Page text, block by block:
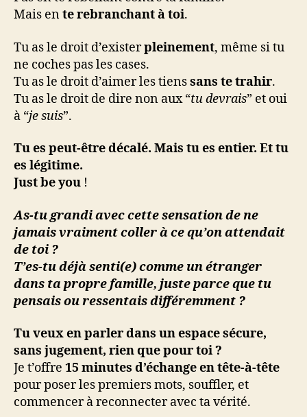
Mais ente rebranchant à toi.
Tu as le droit d’existerpleinement, même si tu
ne coches pas les cases.
Tu as le droit d’aimer les tienssans te trahir.
Tu as le droit de dire non aux “tu devrais” et oui
à “je suis”.
Tu es peut-être décalé. Mais tu es entier. Et tu
es légitime.
Just be you !
As-tu grandi avec cette sensation de ne
jamais vraiment coller à ce qu’on attendait
de toi ?
T’es-tu déjà senti(e) comme un étranger
dans ta propre famille, juste parce que tu
pensais ou ressentais différemment ?
Tu veux en parler dans un espace sécure,
sans jugement, rien que pour toi ?
Je t’offre 15 minutes d’échange en tête-à-tête
pour poser les premiers mots, souffler, et
commencer à reconnecter avec ta vérité.